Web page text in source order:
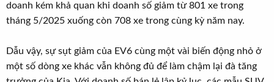
doanh kém khả quan khi doanh số giảm từ 801 xe trong
tháng 5/2025 xuống còn 708 xe trong cùng kỳ năm nay.
Dẫu vậy, sự sụt giảm của EV6 cùng một vài biến động nhỏ ở
một số dòng xe khác vẫn không đủ để làm chậm lại đà tăng